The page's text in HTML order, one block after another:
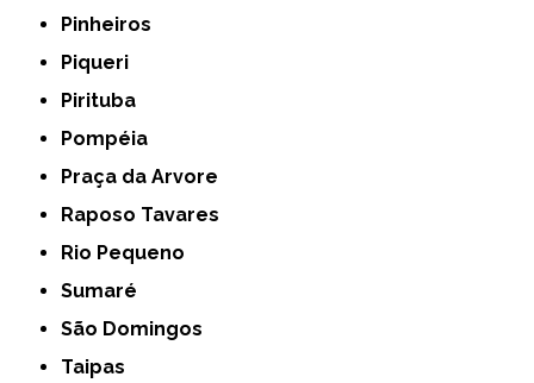
Pinheiros
Piqueri
Pirituba
Pompéia
Praça da Arvore
Raposo Tavares
Rio Pequeno
Sumaré
São Domingos
Taipas